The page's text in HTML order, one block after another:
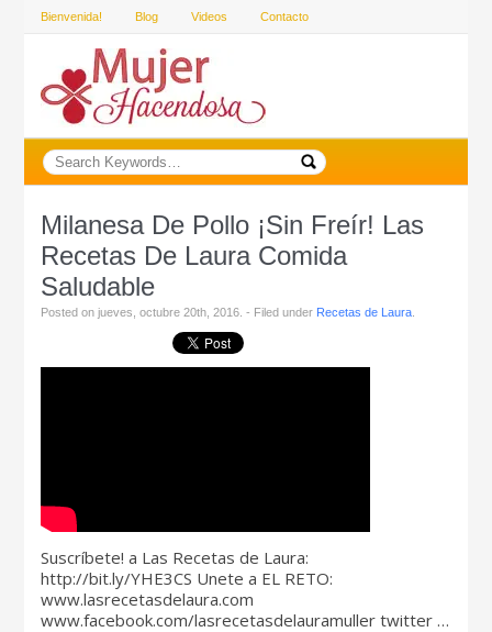
Bienvenida! Blog Videos Contacto
Milanesa De Pollo ¡Sin Freír! Las
Recetas De Laura Comida
Saludable
Posted on jueves, octubre 20th, 2016. - Filed under Recetas de Laura
Suscríbete! a Las Recetas de Laura:
http://bit.ly/YHE3CS Unete a EL RETO:
www.lasrecetasdelaura.com
www.facebook.com/lasrecetasdelauramuller twitter …